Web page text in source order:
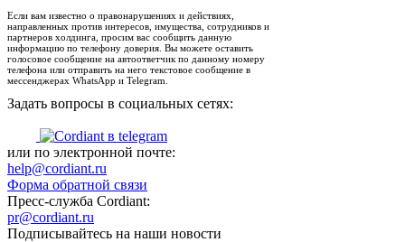
Если вам известно о правонарушениях и действиях,
направленных против интересов, имущества, сотрудников и
партнеров холдинга, просим вас сообщить данную
информацию по телефону доверия. Вы можете оставить
голосовое сообщение на автоответчик по данному номеру
телефона или отправить на него текстовое сообщение в
мессенджерах WhatsApp и Telegram.
Задать вопросы в социальных сетях:
или по электронной почте:
help@cordiant.ru
Форма обратной связи
Пресс-служба Cordiant:
pr@cordiant.ru
Подписывайтесь на наши новости